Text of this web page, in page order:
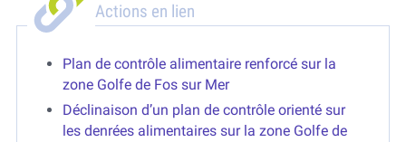
Actions en lien
Plan de contrôle alimentaire renforcé sur la
zone Golfe de Fos sur Mer
Déclinaison d’un plan de contrôle orienté sur
les denrées alimentaires sur la zone Golfe de